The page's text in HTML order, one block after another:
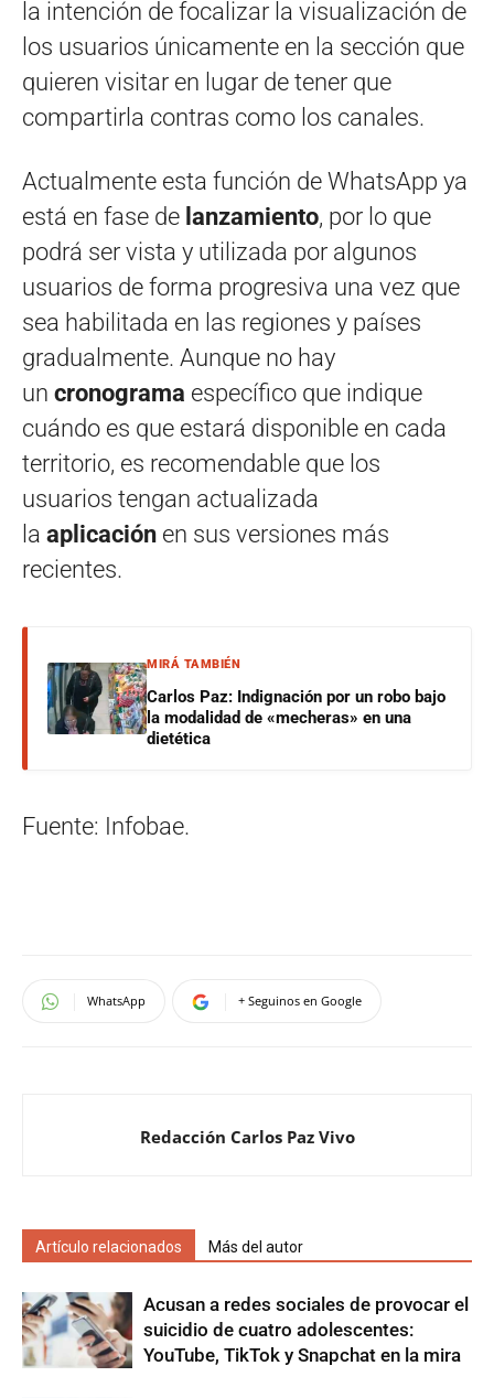
la intención de focalizar la visualización de
los usuarios únicamente en la sección que
quieren visitar en lugar de tener que
compartirla contras como los canales.
Actualmente esta función de WhatsApp ya
está en fase de lanzamiento, por lo que
podrá ser vista y utilizada por algunos
usuarios de forma progresiva una vez que
sea habilitada en las regiones y países
gradualmente. Aunque no hay
un cronograma específico que indique
cuándo es que estará disponible en cada
territorio, es recomendable que los
usuarios tengan actualizada
la aplicación en sus versiones más
recientes.
MIRÁ TAMBIÉN
Carlos Paz: Indignación por un robo bajo
la modalidad de «mecheras» en una
dietética
Fuente: Infobae.
WhatsApp + Seguinos en Google
Redacción Carlos Paz Vivo
Artículo relacionados Más del autor
Acusan a redes sociales de provocar el
suicidio de cuatro adolescentes:
YouTube, TikTok y Snapchat en la mira